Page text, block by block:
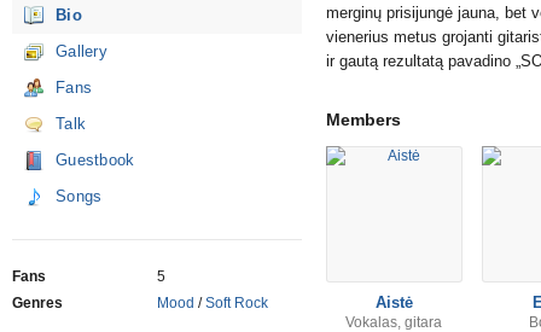
Bio
Gallery
Fans
Talk
Guestbook
Songs
Fans
5
Genres
Mood /Soft Rock
merginų prisijungė jauna, bet
vienerius metus grojanti
ir gautą rezultatą pavadino
Members
Aistė
Vokalas, gitara